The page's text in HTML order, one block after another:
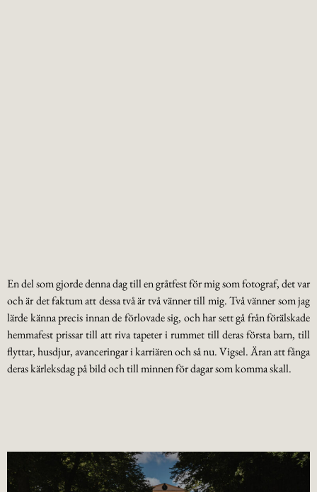
En del som gjorde denna dag till en gråtfest för mig som fotograf, det var
och är det faktum att dessa två är två vänner till mig. Två vänner som jag
lärde känna precis innan de förlovade sig, och har sett gå från förälskade
hemmafest prissar till att riva tapeter i rummet till deras första barn, till
flyttar, husdjur, avanceringar i karriären och så nu. Vigsel. Äran att fånga
deras kärleksdag på bild och till minnen för dagar som komma skall.